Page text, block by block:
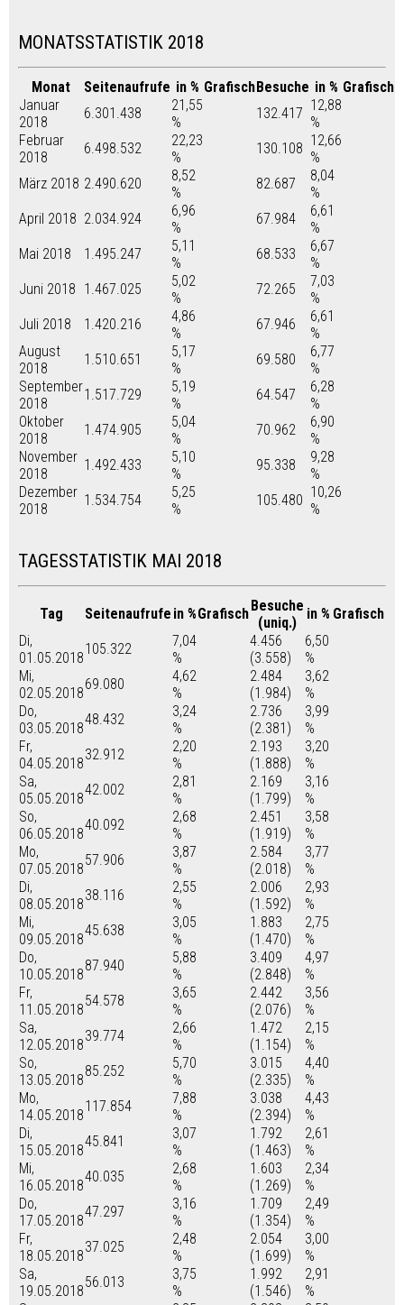
MONATSSTATISTIK 2018
Monat Seitenaufrufe in % GrafischBesuche in % Grafisch
Januar
2018
6.301.438
21,55
%
132.417 12,88
%
Februar
2018
6.498.532
22,23
%
130.108 12,66
%
März 2018 2.490.620
8,52
%
82.687
8,04
%
April 2018 2.034.924
6,96
%
67.984
6,61
%
Mai 2018
1.495.247
5,11
%
68.533
6,67
%
Juni 2018 1.467.025
5,02
%
72.265
7,03
%
Juli 2018
1.420.216
4,86
%
67.946
6,61
%
August
2018
1.510.651
5,17
%
69.580
6,77
%
September
2018
1.517.729
5,19
%
64.547
6,28
%
Oktober
2018
1.474.905
5,04
%
70.962
6,90
%
November
2018
1.492.433
5,10
%
95.338
9,28
%
Dezember
2018
1.534.754
5,25
%
105.480 10,26
%
TAGESSTATISTIK MAI 2018
Tag Seitenaufrufe in %GrafischBesuche
(uniq.)
in % Grafisch
Di,
01.05.2018
105.322
7,04
%
4.456
(3.558)
6,50
%
Mi,
02.05.2018
69.080
4,62
%
2.484
(1.984)
3,62
%
Do,
03.05.2018
48.432
3,24
%
2.736
(2.381)
3,99
%
Fr,
04.05.2018
32.912
2,20
%
2.193
(1.888)
3,20
%
Sa,
05.05.2018
42.002
2,81
%
2.169
(1.799)
3,16
%
So,
06.05.2018
40.092
2,68
%
2.451
(1.919)
3,58
%
Mo,
07.05.2018
57.906
3,87
%
2.584
(2.018)
3,77
%
Di,
08.05.2018
38.116
2,55
%
2.006
(1.592)
2,93
%
Mi,
09.05.2018
45.638
3,05
%
1.883
(1.470)
2,75
%
Do,
10.05.2018
87.940
5,88
%
3.409
(2.848)
4,97
%
Fr,
11.05.2018
54.578
3,65
%
2.442
(2.076)
3,56
%
Sa,
12.05.2018
39.774
2,66
%
1.472
(1.154)
2,15
%
So,
13.05.2018
85.252
5,70
%
3.015
(2.335)
4,40
%
Mo,
14.05.2018
117.854
7,88
%
3.038
(2.394)
4,43
%
Di,
15.05.2018
45.841
3,07
%
1.792
(1.463)
2,61
%
Mi,
16.05.2018
40.035
2,68
%
1.603
(1.269)
2,34
%
Do,
17.05.2018
47.297
3,16
%
1.709
(1.354)
2,49
%
Fr,
18.05.2018
37.025
2,48
%
2.054
(1.699)
3,00
%
Sa,
19.05.2018
56.013
3,75
%
1.992
(1.546)
2,91
%